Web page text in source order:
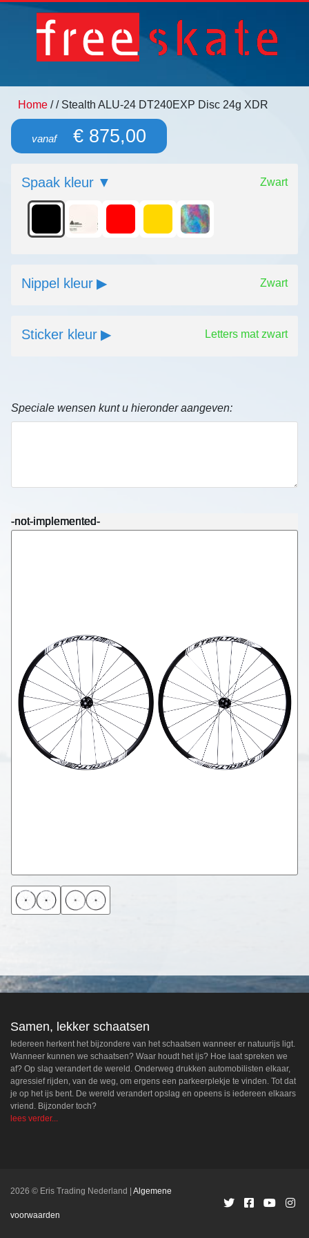
Home // Stealth ALU-24 DT240EXP Disc 24g XDR
vanaf€ 875,00
Spaak kleur Zwart
Nippel kleur Zwart
Sticker kleur Letters mat zwart
Speciale wensen kunt u hieronder aangeven:
-not-implemented-
-not-implemented-
-not-implemented-
-not-implemented-
Samen, lekker schaatsen
Iedereen herkent het bijzondere van het schaatsen wanneer er natuurijs ligt.
Wanneer kunnen we schaatsen? Waar houdt het ijs? Hoe laat spreken we
af? Op slag verandert de wereld. Onderweg drukken automobilisten elkaar,
agressief rijden, van de weg, om ergens een parkeerplekje te vinden. Tot dat
je op het ijs bent. De wereld verandert opslag en opeens is iedereen elkaars
vriend. Bijzonder toch?
lees verder...
2026 © Eris Trading Nederland Algemene
voorwaarden